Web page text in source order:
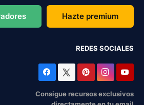
Hazte premium
REDES SOCIALES
Consigue recursos exclusivos